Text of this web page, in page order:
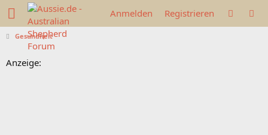
Anmelden Registrieren
Gesundheit
Anzeige: